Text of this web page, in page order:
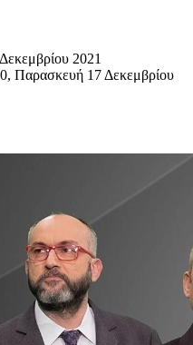
2021
Παρασκευή 17 Δεκεμβρίου